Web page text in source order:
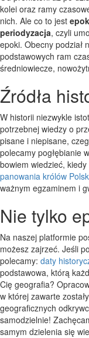
kolei oraz ramy
nich. Ale co to jest
periodyzacja, czyli
epoki. Obecny podział
podstawowych ram
średniowiecze,
Źródła
W historii niezwykle
potrzebnej wiedzy o
pisane i niepisane,
polecamy pogłębianie
bowiem wiedzieć,
panowania królów
ważnym egzaminem i
Nie tylko
Na naszej platformie
możesz zajrzeć. Jeśli
polecamy: daty
podstawowa, którą
Cię geografia?
w której zawarte
geograficznych
samodzielnie!
samym dzielenia się